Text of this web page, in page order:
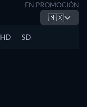
EN PROMOCIÓN
🇲🇽
HD SD